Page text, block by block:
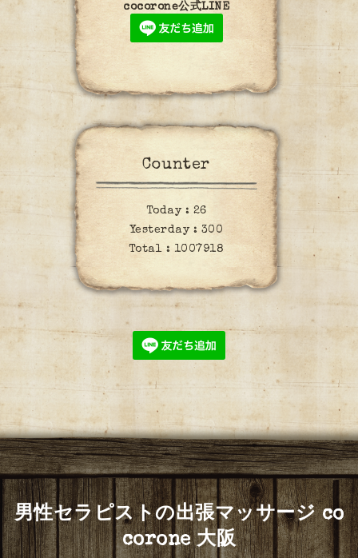
cocorone公式LINE
Counter
Today : 26
Yesterday : 300
Total : 1007918
男性セラピストの出張マッサージ co
corone 大阪